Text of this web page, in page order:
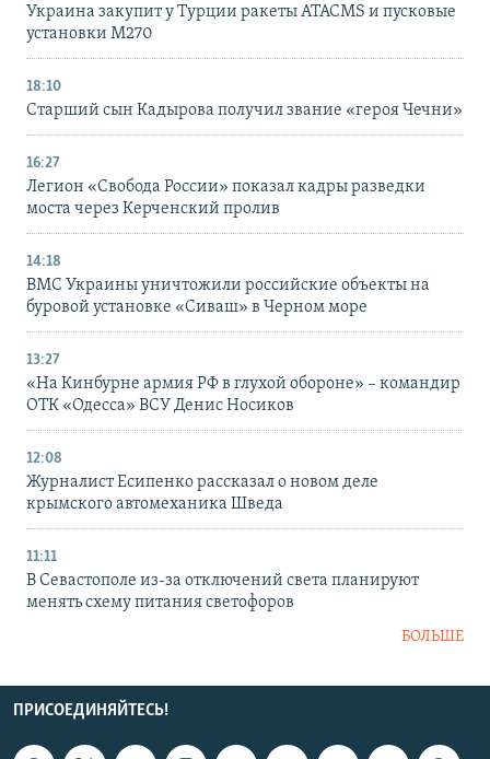
Украина закупит у Турции ракеты ATACMS и пусковые
установки M270
18:10
Старший сын Кадырова получил звание «героя Чечни»
16:27
Легион «Свобода России» показал кадры разведки
моста через Керченский пролив
14:18
ВМС Украины уничтожили российские объекты на
буровой установке «Сиваш» в Черном море
13:27
«На Кинбурне армия РФ в глухой обороне» – командир
ОТК «Одесса» ВСУ Денис Носиков
12:08
Журналист Есипенко рассказал о новом деле
крымского автомеханика Шведа
11:11
В Севастополе из-за отключений света планируют
менять схему питания светофоров
БОЛЬШЕ
ПРИСОЕДИНЯЙТЕСЬ!